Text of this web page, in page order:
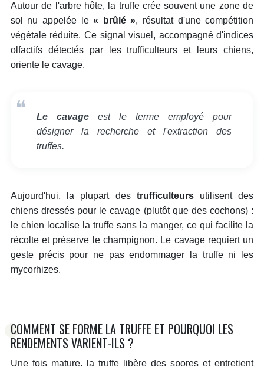
Autour de l'arbre hôte, la truffe crée souvent une zone de
sol nu appelée le« brûlé », résultat d'une compétition
végétale réduite. Ce signal visuel, accompagné d'indices
olfactifs détectés par les trufficulteurs et leurs chiens,
oriente le cavage.
Le cavage est le terme employé pour
désigner la recherche et l'extraction des
truffes.
Aujourd'hui, la plupart des trufficulteursutilisent des
chiens dressés pour le cavage (plutôt que des cochons) :
le chien localise la truffe sans la manger, ce qui facilite la
récolte et préserve le champignon. Le cavage requiert un
geste précis pour ne pas endommager la truffe ni les
mycorhizes.
COMMENT SE FORME LA TRUFFE ET POURQUOI LES
RENDEMENTS VARIENT-ILS ?
Une fois mature, la truffe libère des spores et entretient